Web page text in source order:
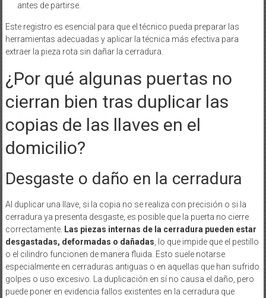
antes de partirse.
Este registro es esencial para que el técnico pueda preparar las
herramientas adecuadas y aplicar la técnica más efectiva para
extraer la pieza rota sin dañar la cerradura.
¿Por qué algunas puertas no
cierran bien tras duplicar las
copias de las llaves en el
domicilio?
Desgaste o daño en la cerradura
Al duplicar una llave, si la copia no se realiza con precisión o si la
cerradura ya presenta desgaste, es posible que la puerta no cierre
correctamente. Las piezas internas de la cerradura pueden estar
desgastadas, deformadas o dañadas, lo que impide que el pestillo
o el cilindro funcionen de manera fluida. Esto suele notarse
especialmente en cerraduras antiguas o en aquellas que han sufrido
golpes o uso excesivo. La duplicación en sí no causa el daño, pero
puede poner en evidencia fallos existentes en la cerradura que